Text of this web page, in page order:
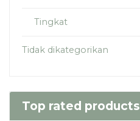
Tingkat
Tidak dikategorikan
Top rated products